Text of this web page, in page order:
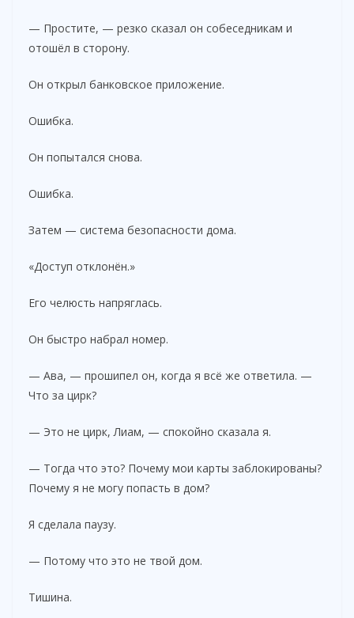
— Простите, — резко сказал он собеседникам и
отошёл в сторону.
Он открыл банковское приложение.
Ошибка.
Он попытался снова.
Ошибка.
Затем — система безопасности дома.
«Доступ отклонён.»
Его челюсть напряглась.
Он быстро набрал номер.
— Ава, — прошипел он, когда я всё же ответила. —
Что за цирк?
— Это не цирк, Лиам, — спокойно сказала я.
— Тогда что это? Почему мои карты заблокированы?
Почему я не могу попасть в дом?
Я сделала паузу.
— Потому что это не твой дом.
Тишина.